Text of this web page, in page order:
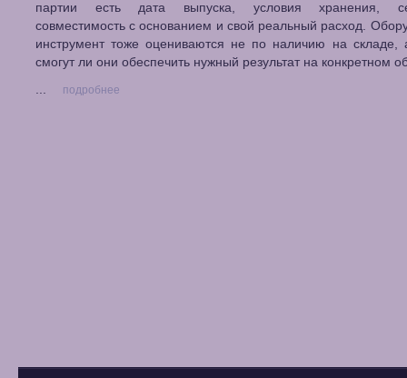
партии есть дата выпуска, условия хранения,
совместимость с основанием и свой реальный расход.
инструмент тоже оцениваются не по наличию на складе,
смогут ли они обеспечить нужный результат на конкретном
...
подробнее